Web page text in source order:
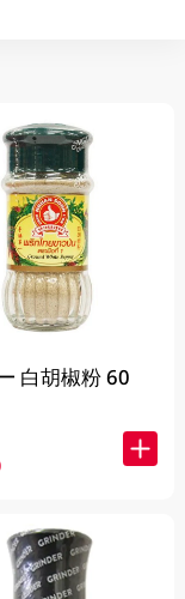
白胡椒粉 60